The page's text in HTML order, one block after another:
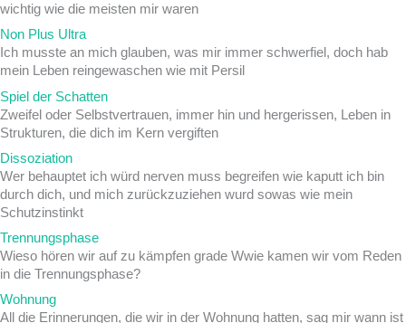
wichtig wie die meisten mir waren
Non Plus Ultra
Ich musste an mich glauben, was mir immer schwerfiel, doch hab
mein Leben reingewaschen wie mit Persil
Spiel der Schatten
Zweifel oder Selbstvertrauen, immer hin und hergerissen, Leben in
Strukturen, die dich im Kern vergiften
Dissoziation
Wer behauptet ich würd nerven muss begreifen wie kaputt ich bin
durch dich, und mich zurückzuziehen wurd sowas wie mein
Schutzinstinkt
Trennungsphase
Wieso hören wir auf zu kämpfen grade Wwie kamen wir vom Reden
in die Trennungsphase?
Wohnung
All die Erinnerungen, die wir in der Wohnung hatten, sag mir wann ist